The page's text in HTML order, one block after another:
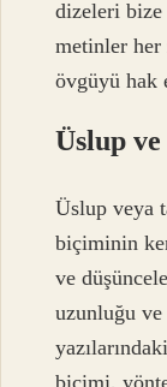
dizeleri
metinler her
övgüyü hak
Üslup
Üslup veya
biçiminin
ve
uzunluğu ve